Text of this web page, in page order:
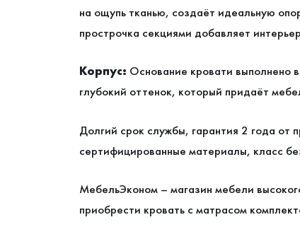
на ощупь тканью, создаёт идеальную
прострочка секциями добавляет
Корпус: Основание кровати
глубокий оттенок, который придаёт
Долгий срок службы, гарантия 2 года от
сертифицированные материалы, класс
МебельЭконом – магазин мебели
приобрести кровать с матрасом